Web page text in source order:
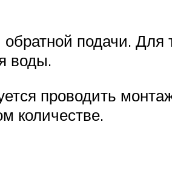
подачи. Для
воды.
проводить
количестве.